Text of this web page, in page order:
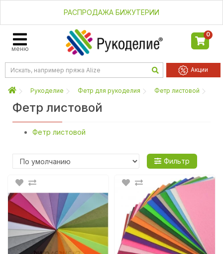
РАСПРОДАЖА БИЖУТЕРИИ
меню
0
Акции
Рукоделие Фетр для рукоделия Фетр листовой
Фетр листовой
Фетр листовой
Фильтр